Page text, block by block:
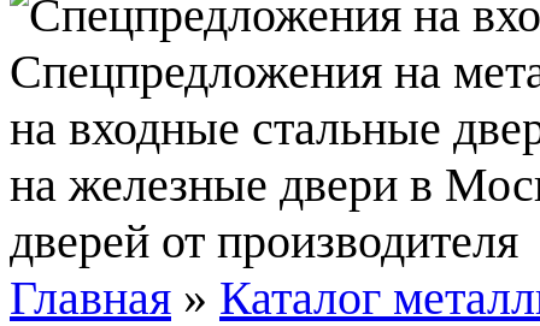
Главная » Каталог